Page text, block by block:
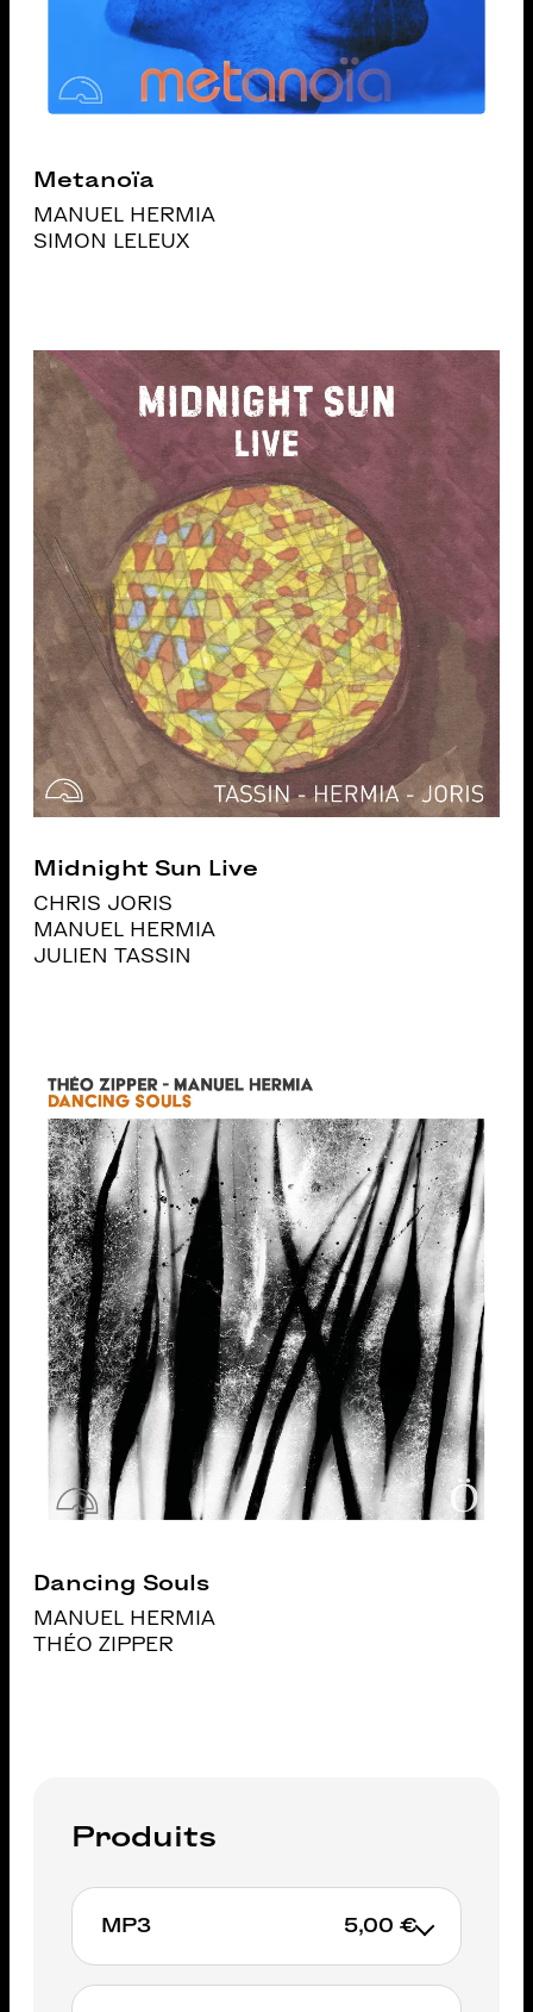
Metanoïa
MANUEL HERMIA
SIMON LELEUX
Midnight Sun Live
CHRIS JORIS
MANUEL HERMIA
JULIEN TASSIN
Dancing Souls
MANUEL HERMIA
THÉO ZIPPER
Produits
MP3 5,00 €